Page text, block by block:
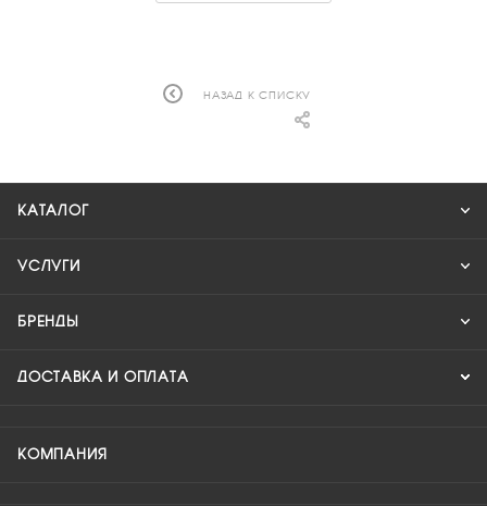
НАЗАД К СПИСКУ
КАТАЛОГ
УСЛУГИ
БРЕНДЫ
ДОСТАВКА И ОПЛАТА
КОМПАНИЯ